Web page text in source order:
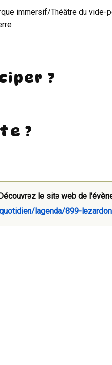
immersif/Théâtre du vide-
?
?
le site web de
lagenda/899-